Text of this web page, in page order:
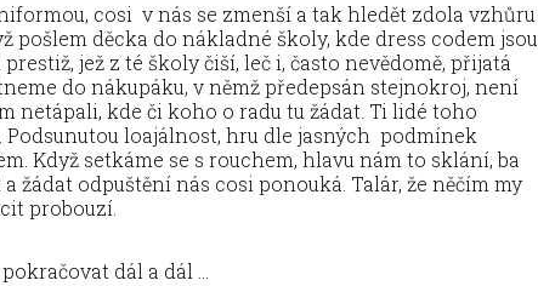
cosi v nás se zmenší a tak hledět zdola vzhůru
pošlem děcka do nákladné školy, kde dress codem jsou
jež z té školy čiší, leč i, často nevědomě, přijatá
do nákupáku, v němž předepsán stejnokroj, není
netápali, kde či koho o radu tu žádat. Ti lidé toho
Podsunutou loajálnost, hru dle jasných podmínek
Když setkáme se s rouchem, hlavu nám to sklání, ba
žádat odpuštění nás cosi ponouká. Talár, že něčím my
probouzí.
dál a dál …